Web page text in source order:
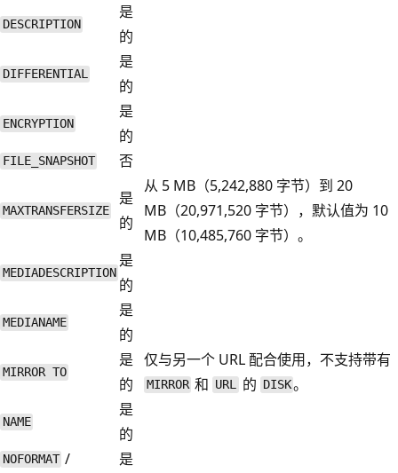
DESCRIPTION
是
的
DIFFERENTIAL
是
的
ENCRYPTION
是
的
FILE_SNAPSHOT 否
MAXTRANSFERSIZE
是
的
从 5 MB（5,242,880 字节）到 20
MB（20,971,520 字节），默认值为 10
MB（10,485,760 字节）。
MEDIADESCRIPTION
是
的
MEDIANAME
是
的
MIRROR TO
是
的
仅与另一个 URL 配合使用，不支持带有
MIRROR 和 URL的 DISK。
NAME
是
的
NOFORMAT /
是